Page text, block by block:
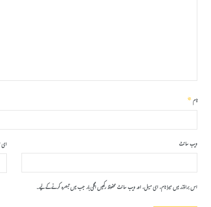
نام*
ویب‌ سائٹ
اس براؤزر میں میرا نام، ای میل، اور ویب سائٹ محفوظ رکھیں اگلی بار جب میں تبصرہ کرنے کےلیے۔